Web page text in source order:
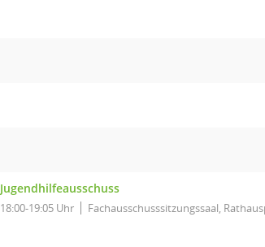
Jugendhilfeausschuss
18:00-19:05 Uhr Fachausschusssitzungssaal,